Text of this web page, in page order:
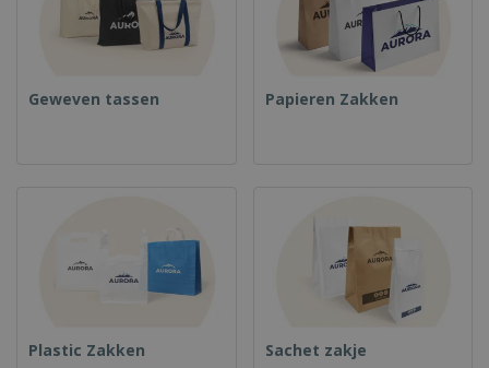
Geweven tassen Papieren Zakken
Plastic Zakken Sachet zakje